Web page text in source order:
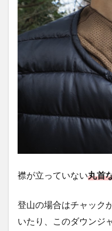
襟が立っていない丸首
登山の場合はチャック
いたり、このダウンジ